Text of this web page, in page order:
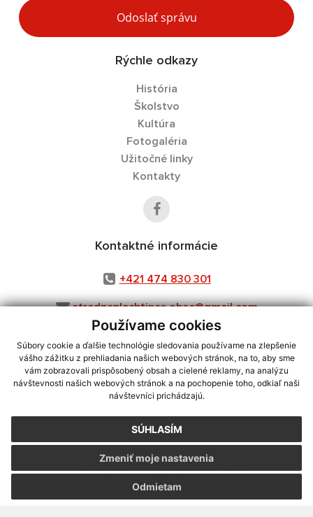
Používame cookies
Súbory cookie a ďalšie technológie sledovania používame na zlepšenie
vášho zážitku z prehliadania našich webových stránok, na to, aby sme
vám zobrazovali prispôsobený obsah a cielené reklamy, na analýzu
návštevnosti našich webových stránok a na pochopenie toho, odkiaľ naši
návštevníci prichádzajú.
SÚHLASÍM
Odmietam
Zmeniť moje nastavenia
Odoslať správu
Rýchle odkazy
História
Školstvo
Kultúra
Fotogaléria
Užitočné linky
Kontakty
Kontaktné informácie
+421 474 830 301
stredneplachtince.obec@gmail.com
využite možnosť získavania aktuálnych informácií s využitím RSS
CMS systém (redakčný) systém ECHELON 2,Mapa stránok,web portál
webex.digital, s.r.o.,domény,registrácia domény
Posledná aktualizácia:30.07.2026
Vytlačiť stránku|Vyhlásenie o prístupnosti